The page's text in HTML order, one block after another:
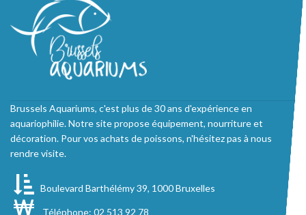
Brussels Aquariums, c'est plus de 30 ans d'expérience en
aquariophilie. Notre site propose équipement, nourriture et
décoration. Pour vos achats de poissons, n'hésitez pas à nous
rendre visite.
Boulevard Barthélémy 39, 1000 Bruxelles
Téléphone: 02 513 92 78